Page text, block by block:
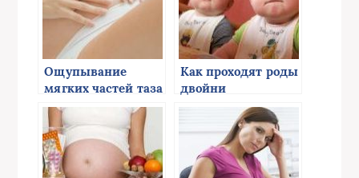
Ощупывание
мягких частей таза
Как проходят роды
двойни